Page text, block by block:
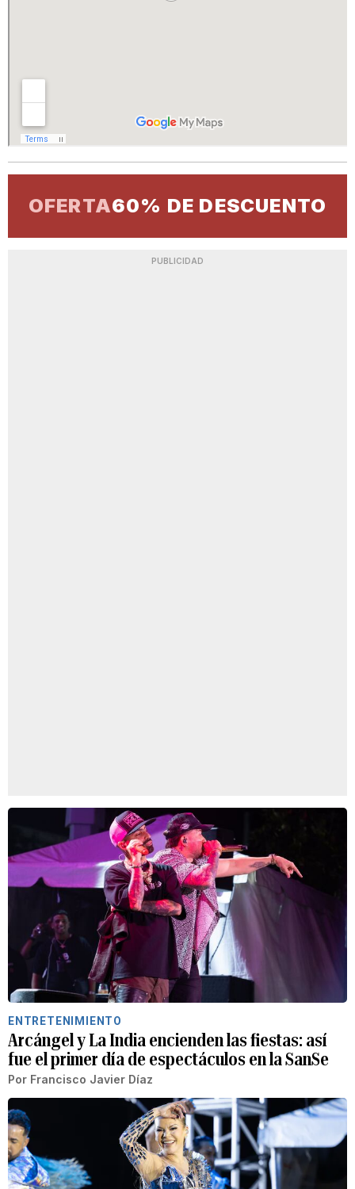
OFERTA60% DE DESCUENTO
PUBLICIDAD
ENTRETENIMIENTO
Arcángel y La India encienden las fiestas: así
fue el primer día de espectáculos en la SanSe
Por Francisco Javier Díaz